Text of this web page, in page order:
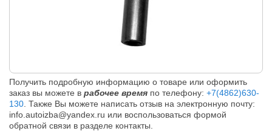
Получить подробную информацию о товаре или оформить
заказ вы можете в рабочее время по телефону: +7(4862)630-
130 . Также Вы можете написать отзыв на электронную почту:
info.autoizba@yandex.ru или воспользоваться формой
обратной связи в разделе контакты.